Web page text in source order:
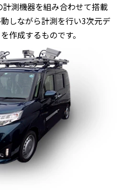
測機器を組み合わせて搭載
しながら計測を行い3次元デ
作成するものです。